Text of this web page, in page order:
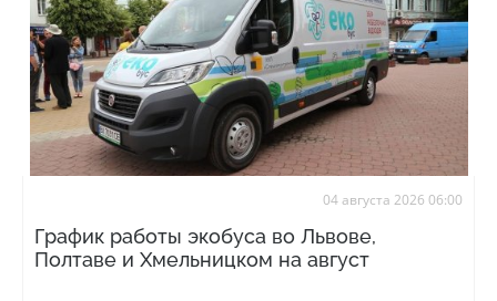
04 августа 2026 06:00
График работы экобуса во Львове,
Полтаве и Хмельницком на август